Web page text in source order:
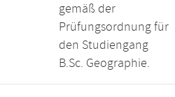
gemäß der
Prüfungsordnung für
den Studiengang
B.Sc. Geographie.